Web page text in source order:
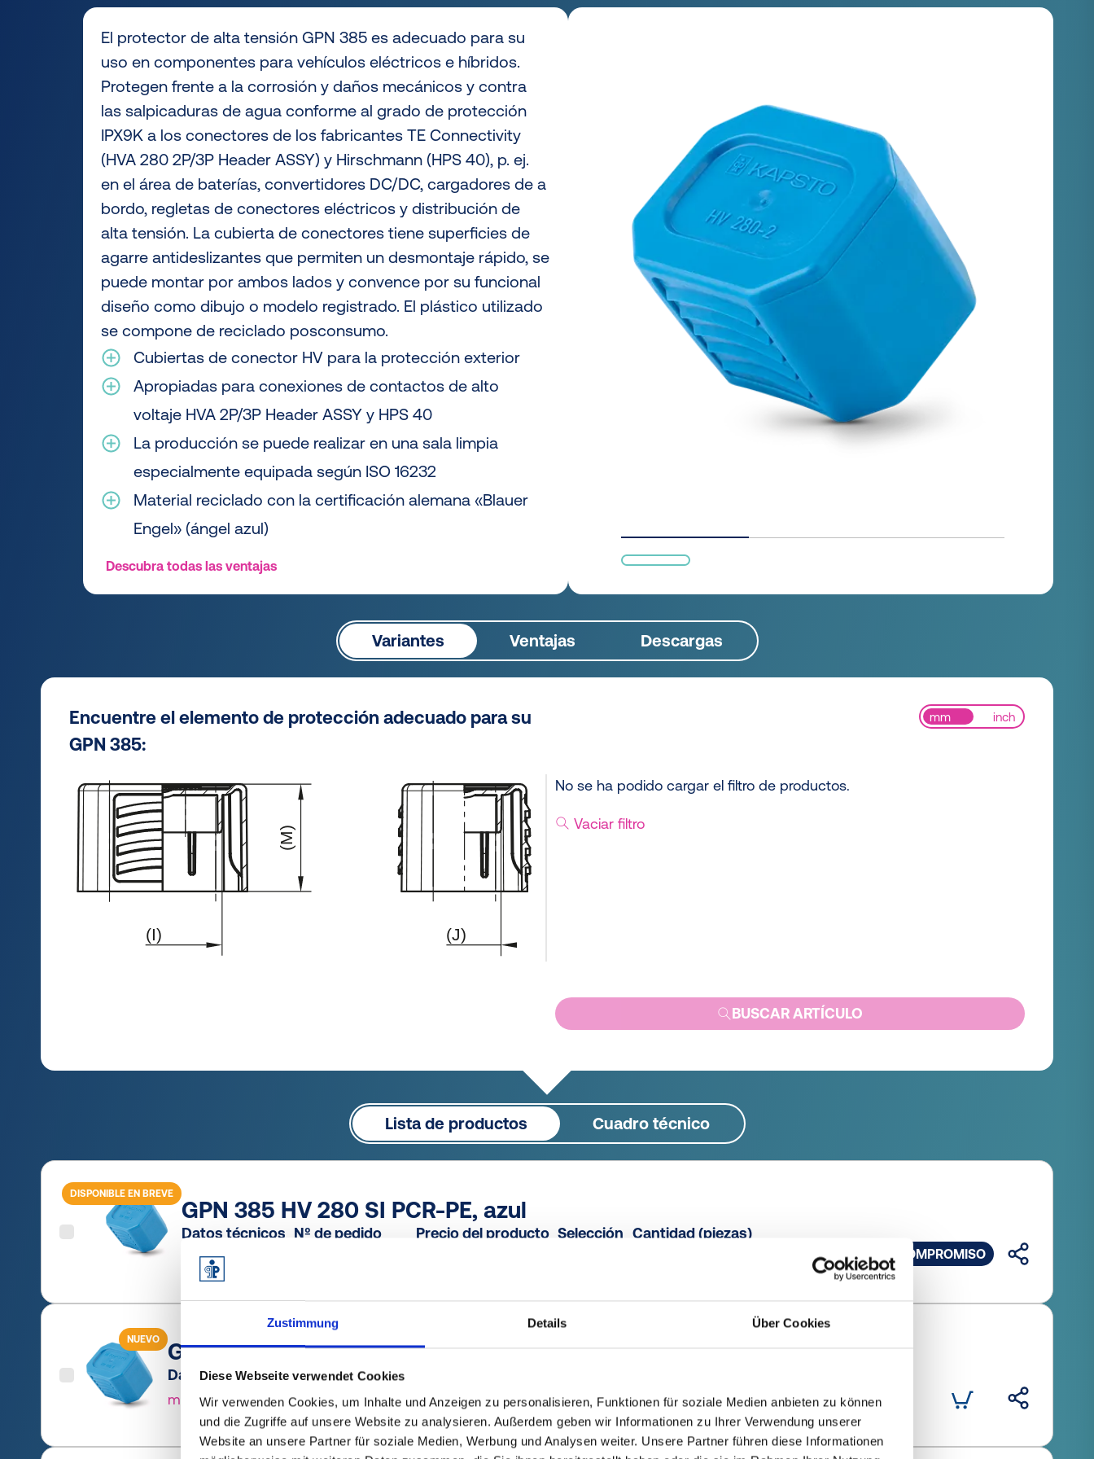
Zustimmung Details Über Cookies
Diese Webseite verwendet Cookies
Wir verwenden Cookies, um Inhalte und Anzeigen zu personalisieren, Funktionen für soziale Medien anbieten zu können
und die Zugriffe auf unsere Website zu analysieren. Außerdem geben wir Informationen zu Ihrer Verwendung unserer
Website an unsere Partner für soziale Medien, Werbung und Analysen weiter. Unsere Partner führen diese Informationen
El protector de alta tensión GPN 385 es adecuado para su
uso en componentes para vehículos eléctricos e híbridos.
Protegen frente a la corrosión y daños mecánicos y contra
las salpicaduras de agua conforme al grado de protección
IPX9K a los conectores de los fabricantes TE Connectivity
(HVA 280 2P/3P Header ASSY) y Hirschmann (HPS 40), p. ej.
en el área de baterías, convertidores DC/DC, cargadores de a
bordo, regletas de conectores eléctricos y distribución de
alta tensión. La cubierta de conectores tiene superficies de
agarre antideslizantes que permiten un desmontaje rápido, se
puede montar por ambos lados y convence por su funcional
diseño como dibujo o modelo registrado. El plástico utilizado
se compone de reciclado posconsumo.
Cubiertas de conector HV para la protección exterior
Apropiadas para conexiones de contactos de alto
voltaje HVA 2P/3P Header ASSY y HPS 40
La producción se puede realizar en una sala limpia
especialmente equipada según ISO 16232
Material reciclado con la certificación alemana «Blauer
Engel» (ángel azul)
Descubra todas las ventajas
Variantes Ventajas Descargas
Encuentre el elemento de protección adecuado para su
GPN 385:
No se ha podido cargar el filtro de productos.
mm inch
Vaciar filtro
BUSCAR ARTÍCULO
Lista de productos Cuadro técnico
DISPONIBLE EN BREVE
GPN 385 HV 280 SI PCR-PE, azul
Datos técnicos
mostrar
Nº de pedido
Precio del producto Selección Cantidad (piezas)
OFERTA SIN COMPROMISO
NUEVO GPN 385 HV 40-4+2 PCR-PE, azul
Datos técnicos
mostrar
Nº de pedido
38503020000
gratis
Muestra Comprar